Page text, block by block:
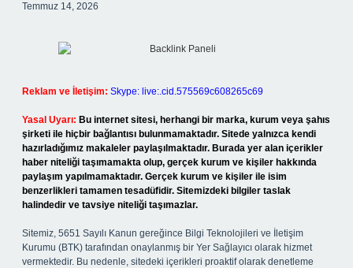
Temmuz 14, 2026
Reklam ve İletişim: Skype: live:.cid.575569c608265c69
Yasal Uyarı: Bu internet sitesi, herhangi bir marka, kurum veya şahıs
şirketi ile hiçbir bağlantısı bulunmamaktadır. Sitede yalnızca kendi
hazırladığımız makaleler paylaşılmaktadır. Burada yer alan içerikler
haber niteliği taşımamakta olup, gerçek kurum ve kişiler hakkında
paylaşım yapılmamaktadır. Gerçek kurum ve kişiler ile isim
benzerlikleri tamamen tesadüfidir. Sitemizdeki bilgiler taslak
halindedir ve tavsiye niteliği taşımazlar.
Sitemiz, 5651 Sayılı Kanun gereğince Bilgi Teknolojileri ve İletişim
Kurumu (BTK) tarafından onaylanmış bir Yer Sağlayıcı olarak hizmet
vermektedir. Bu nedenle, sitedeki içerikleri proaktif olarak denetleme